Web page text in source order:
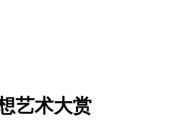
艺术大赏